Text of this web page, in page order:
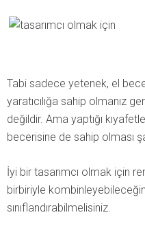
Tabi sadece yetenek, el
yaratıcılığa sahip olmanız
değildir. Ama yaptığı
becerisine de sahip olması
İyi bir tasarımcı olmak için
birbiriyle
sınıflandırabilmelisiniz.